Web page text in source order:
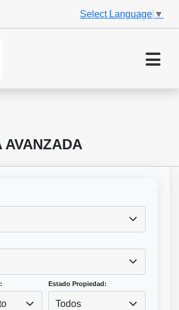
Select Language ▼
AVANZADA
Estado Propiedad:
Todos